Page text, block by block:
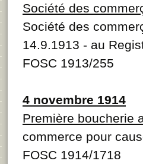
Société des
Société des
14.9.1913 - au
FOSC 1913/255
4 novembre 1914
Première boucherie
commerce pour
FOSC 1914/1718